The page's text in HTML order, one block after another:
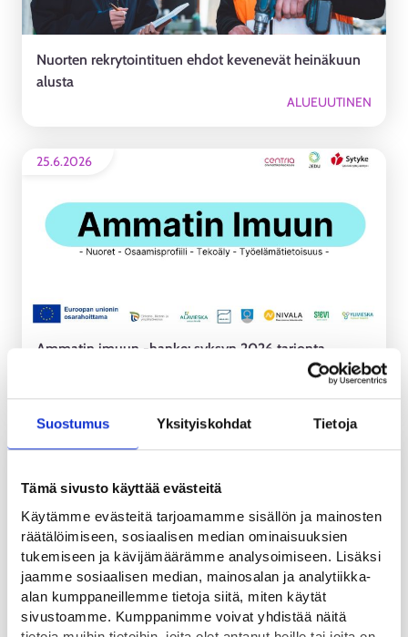
Suostumus Yksityiskohdat Tietoja
Tämä sivusto käyttää evästeitä
Käytämme evästeitä tarjoamamme sisällön ja mainosten
räätälöimiseen, sosiaalisen median ominaisuuksien
tukemiseen ja kävijämäärämme analysoimiseen. Lisäksi
jaamme sosiaalisen median, mainosalan ja analytiikka-
alan kumppaneillemme tietoja siitä, miten käytät
sivustoamme. Kumppanimme voivat yhdistää näitä
Nuorten rekrytointituen ehdot kevenevät heinäkuun
alusta
ALUEUUTINEN
25.6.2026
Ammatin imuun -hanke: syksyn 2026 tarjonta
ALUEUUTINEN
24.6.2026